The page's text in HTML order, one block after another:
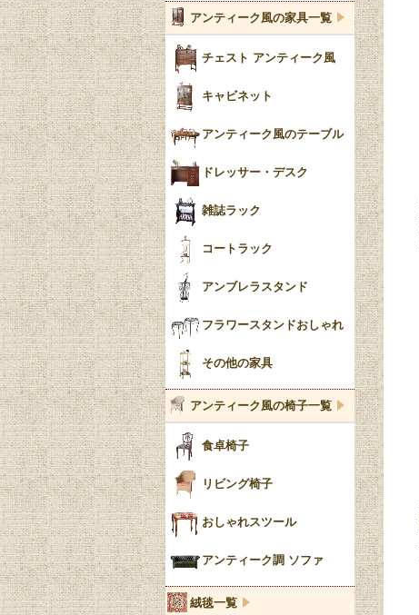
アンティーク風の家具一覧
チェスト アンティーク風
キャビネット
アンティーク風のテーブル
ドレッサー・デスク
雑誌ラック
コートラック
アンブレラスタンド
フラワースタンドおしゃれ
その他の家具
アンティーク風の椅子一覧
食卓椅子
リビング椅子
おしゃれスツール
アンティーク調 ソファ
絨毯一覧